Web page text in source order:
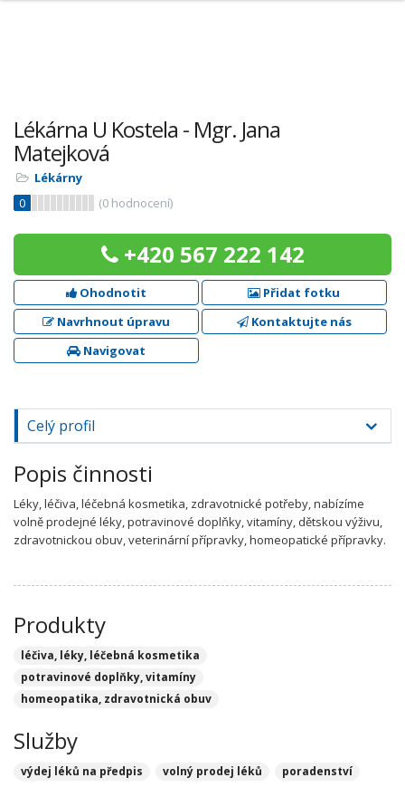
Lékárna U Kostela - Mgr. Jana
Matejková
Lékárny
0
(0 hodnocení)
+420 567 222 142
Ohodnotit
Přidat fotku
Navrhnout úpravu
Kontaktujte nás
Navigovat
Celý profil
Popis činnosti
Léky, léčiva, léčebná kosmetika, zdravotnické potřeby, nabízíme
volně prodejné léky, potravinové doplňky, vitamíny, dětskou výživu,
zdravotnickou obuv, veterinární přípravky, homeopatické přípravky.
Produkty
léčiva, léky, léčebná kosmetika
potravinové doplňky, vitamíny
homeopatika, zdravotnická obuv
Služby
výdej léků na předpis volný prodej léků poradenství